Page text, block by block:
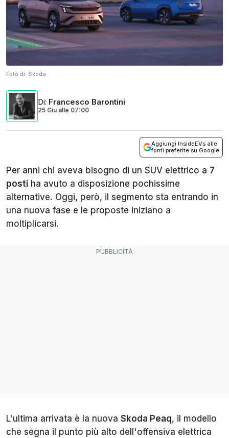
Foto di: Skoda
Di: Francesco Barontini
25 Giu alle 07:00
Aggiungi InsideEVs alle
fonti preferite su Google
Per anni chi aveva bisogno di un SUV elettrico a 7
posti ha avuto a disposizione pochissime
alternative. Oggi, però, il segmento sta entrando in
una nuova fase e le proposte iniziano a
moltiplicarsi.
L'ultima arrivata è la nuova Skoda Peaq, il modello
che segna il punto più alto dell'offensiva elettrica